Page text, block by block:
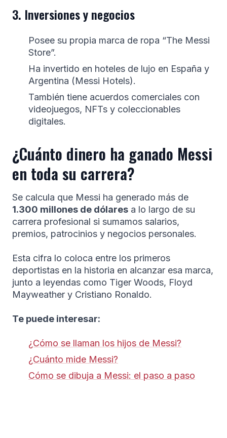
3. Inversiones y negocios
Posee su propia marca de ropa “The Messi
Store”.
Ha invertido en hoteles de lujo en España y
Argentina (Messi Hotels).
También tiene acuerdos comerciales con
videojuegos, NFTs y coleccionables
digitales.
¿Cuánto dinero ha ganado Messi
en toda su carrera?
Se calcula que Messi ha generado más de
1.300 millones de dólares a lo largo de su
carrera profesional si sumamos salarios,
premios, patrocinios y negocios personales.
Esta cifra lo coloca entre los primeros
deportistas en la historia en alcanzar esa marca,
junto a leyendas como Tiger Woods, Floyd
Mayweather y Cristiano Ronaldo.
Te puede interesar:
¿Cómo se llaman los hijos de Messi?
¿Cuánto mide Messi?
Cómo se dibuja a Messi: el paso a paso